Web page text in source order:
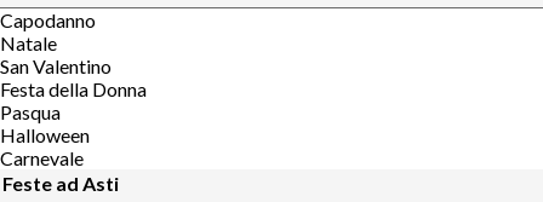
Capodanno
Natale
San Valentino
Festa della Donna
Pasqua
Halloween
Carnevale
Feste ad Asti